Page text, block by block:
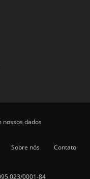
nossos dados
Sobre nós Contato
0001-84